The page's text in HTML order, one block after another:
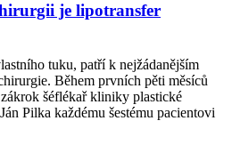
je lipotransfer
tuku, patří k nejžádanějším
Během prvních pěti měsíců
šéflékař kliniky plastické
Pilka každému šestému pacientovi